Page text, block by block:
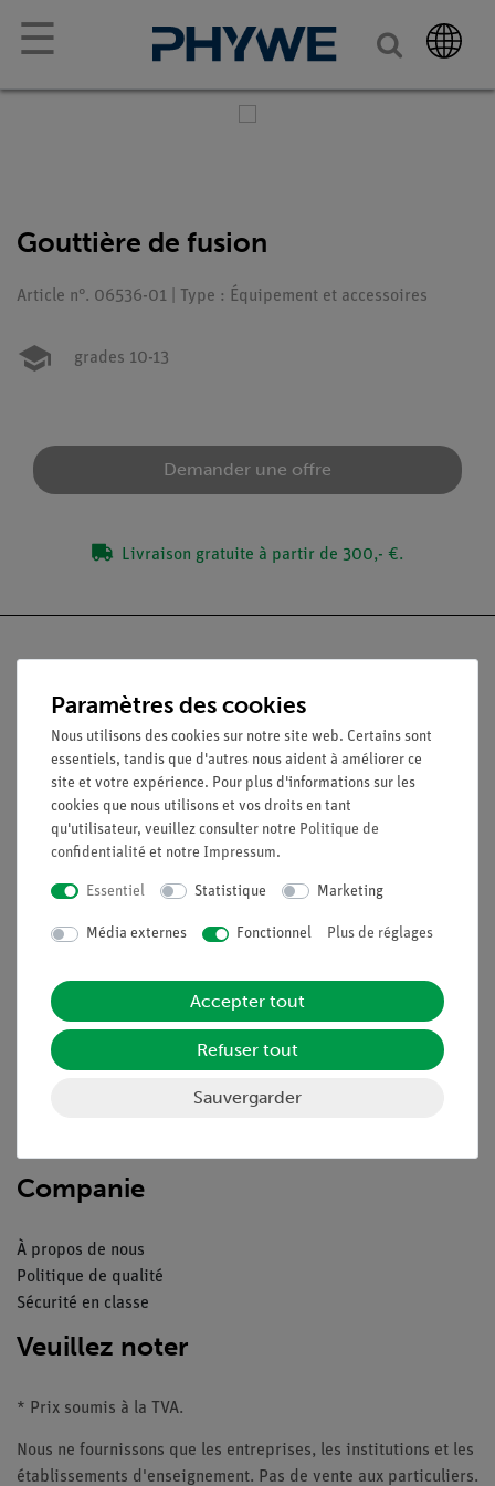
☰
Gouttière de fusion
Article n°. 06536-01 | Type : Équipement et accessoires
grades 10-13
Demander une offre
Livraison gratuite à partir de 300,- €.
Nach oben
Légal
Contact
Conditions générales de vente
Mentions légales
Service
Aperçu du service
Téléchargements
Companie
À propos de nous
Politique de qualité
Sécurité en classe
Veuillez noter
* Prix soumis à la TVA.
Nous ne fournissons que les entreprises, les institutions et les
établissements d'enseignement. Pas de vente aux particuliers.
Paramètres des cookies
Nous utilisons des cookies sur notre site web. Certains sont
essentiels, tandis que d'autres nous aident à améliorer ce
site et votre expérience. Pour plus d'informations sur les
cookies que nous utilisons et vos droits en tant
qu'utilisateur, veuillez consulter notre Politique de
confidentialité et notre Impressum.
Essentiel Statistique Marketing
Média externes Fonctionnel Plus de réglages
Accepter tout
Refuser tout
Sauvergarder